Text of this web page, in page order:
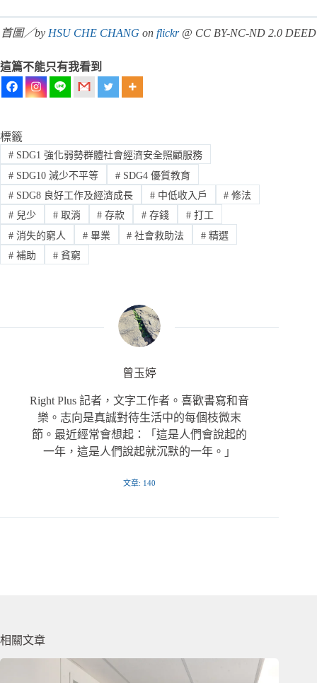
首圖／by HSU CHE CHANG on flickr@ CC BY-NC-ND 2.0 DEED
這篇不能只有我看到
標籤
#SDG1 強化弱勢群體社會經濟安全照顧服務
#SDG10 減少不平等 #SDG4 優質教育
#SDG8 良好工作及經濟成長 #中低收入戶 # 修法
#兒少 #取消 # 存款 # 存錢 # 打工
#消失的窮人 #畢業 # 社會救助法 # 精選
#補助 #貧窮
曾玉婷
Right Plus 記者，文字工作者。喜歡書寫和音
樂。志向是真誠對待生活中的每個枝微末
節。最近經常會想起：「這是人們會說起的
一年，這是人們說起就沉默的一年。」
文章: 140
相關文章